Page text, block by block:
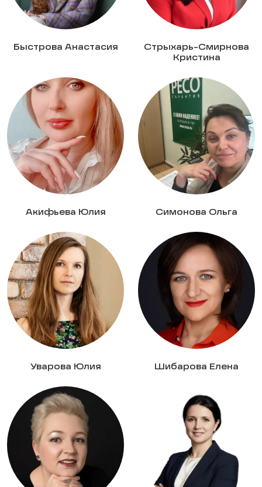
Быстрова Анастасия
Стрыхарь-Смирнова
Кристина
Акифьева Юлия Симонова Ольга
Уварова Юлия Шибарова Елена